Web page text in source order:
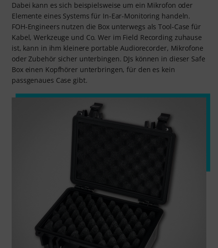
Dabei kann es sich beispielsweise um ein Mikrofon oder
Elemente eines Systems für In-Ear-Monitoring handeln.
FOH-Engineers nutzen die Box unterwegs als Tool-Case für
Kabel, Werkzeuge und Co. Wer im Field Recording zuhause
ist, kann in ihm kleinere portable Audiorecorder, Mikrofone
oder Zubehör sicher unterbingen. DJs können in dieser Safe
Box einen Kopfhörer unterbringen, für den es kein
passgenaues Case gibt.